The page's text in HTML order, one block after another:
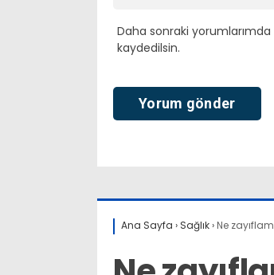
Daha sonraki
kaydedilsin.
Ana Sayfa › Sağlık› Ne